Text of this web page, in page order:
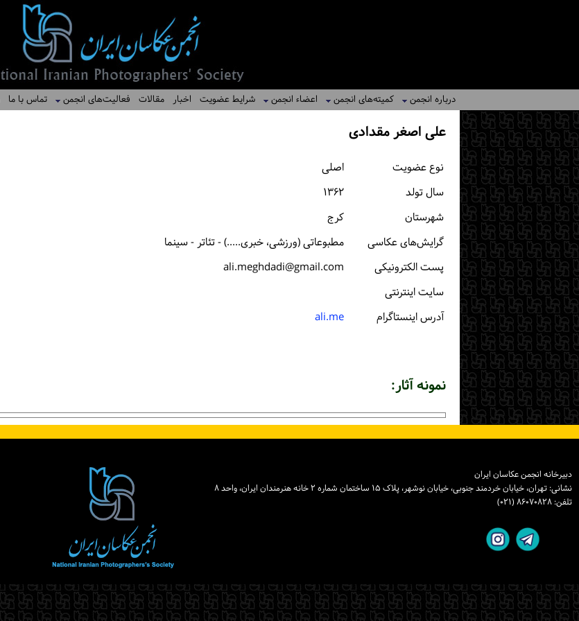
درباره انجمن کمیته‌های انجمن اعضاء انجمن شرایط عضویت اخبار مقالات فعالیت‌های انجمن تماس با ما
علی اصغر مقدادی
نوع عضویت
اصلی
سال تولد
۱۳۶۲
شهرستان
كرج
گرایش‌های عکاسی
مطبوعاتی (ورزشی، خبری.....) - تئاتر - سینما
پست الكترونیكی
ali.meghdadi@gmail.com
سایت اینترنتی
آدرس اینستاگرام
ali.me
نمونه آثار:
دبیرخانه انجمن عکاسان ایران
نشانی: تهران، خیابان خردمند جنوبی، خیابان نوشهر، پلاک ۱۵ ساختمان شماره ۲ خانه هنرمندان ایران، واحد ۸
تلفن: ۸۶۰۷۰۸۲۸ (۰۲۱)